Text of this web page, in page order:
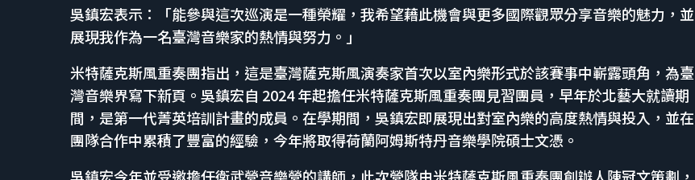
吳鎮宏表示：「能參與這次巡演是一種榮耀，我希望藉此機會與更多國際觀眾分享音樂的魅力，並
展現我作為一名臺灣音樂家的熱情與努力。」
米特薩克斯風重奏團指出，這是臺灣薩克斯風演奏家首次以室內樂形式於該賽事中嶄露頭角，為臺
灣音樂界寫下新頁。吳鎮宏自 2024 年起擔任米特薩克斯風重奏團見習團員，早年於北藝大就讀期
間，是第一代菁英培訓計畫的成員。在學期間，吳鎮宏即展現出對室內樂的高度熱情與投入，並在
團隊合作中累積了豐富的經驗，今年將取得荷蘭阿姆斯特丹音樂學院碩士文憑。